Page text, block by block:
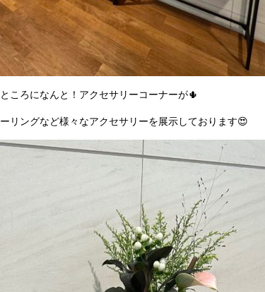
ころになんと！アクセサリーコーナーが🌵
リングなど様々なアクセサリーを展示しております😍